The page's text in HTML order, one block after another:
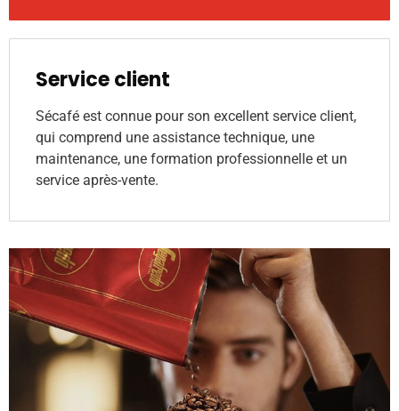
Service client
Sécafé est connue pour son excellent service client,
qui comprend une assistance technique, une
maintenance, une formation professionnelle et un
service après-vente.